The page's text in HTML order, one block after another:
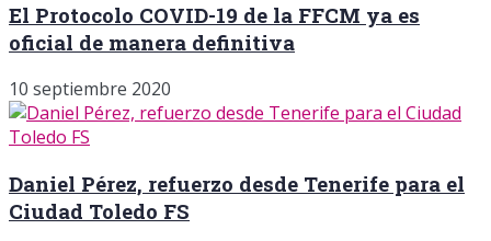
El Protocolo COVID-19 de la FFCM ya es
oficial de manera definitiva
10 septiembre 2020
Daniel Pérez, refuerzo desde Tenerife para el
Ciudad Toledo FS